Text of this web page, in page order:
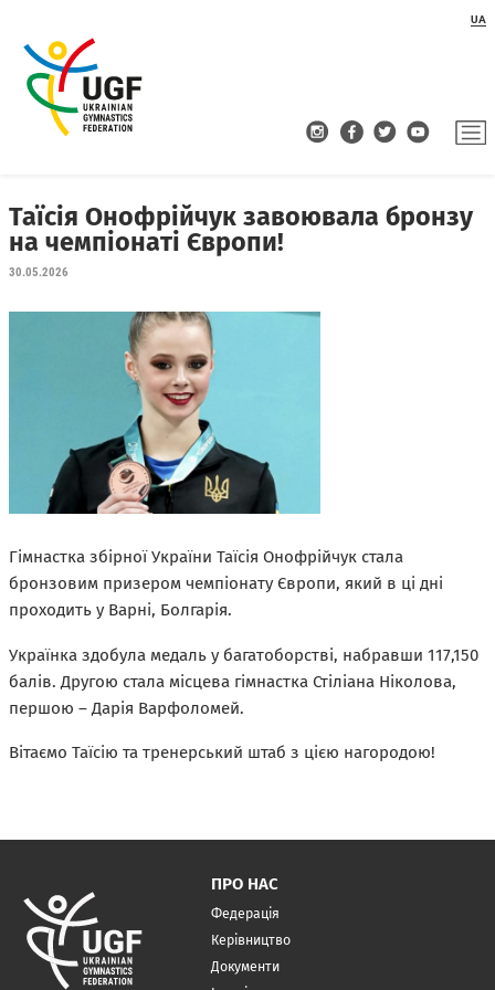
UA
Таїсія Онофрійчук завоювала бронзу
на чемпіонаті Європи!
30.05.2026
Гімнастка збірної України Таїсія Онофрійчук стала
бронзовим призером чемпіонату Європи, який в ці дні
проходить у Варні, Болгарія.
Українка здобула медаль у багатоборстві, набравши 117,150
балів. Другою стала місцева гімнастка Стіліана Ніколова,
першою – Дарія Варфоломей.
Вітаємо Таїсію та тренерський штаб з цією нагородою!
ПРО НАС
Федерація
Керівництво
Документи